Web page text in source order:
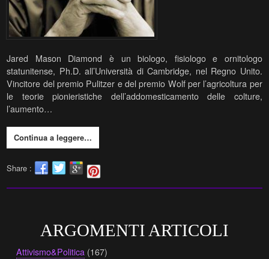
Jared Mason Diamond è un biologo, fisiologo e ornitologo
statunitense, Ph.D. all’Università di Cambridge, nel Regno Unito.
Vincitore del premio Pulitzer e del premio Wolf per l’agricoltura per
le teorie pionieristiche dell’addomesticamento delle colture,
l’aumento…
Continua a leggere…
Share :
ARGOMENTI ARTICOLI
Attivismo&Politica (167)